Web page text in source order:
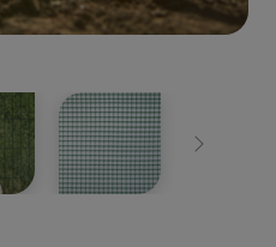
Weiter